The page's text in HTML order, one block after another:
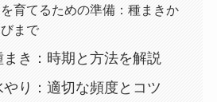
育てるための準備：種まきか
まで
き：時期と方法を解説
り：適切な頻度とコツ